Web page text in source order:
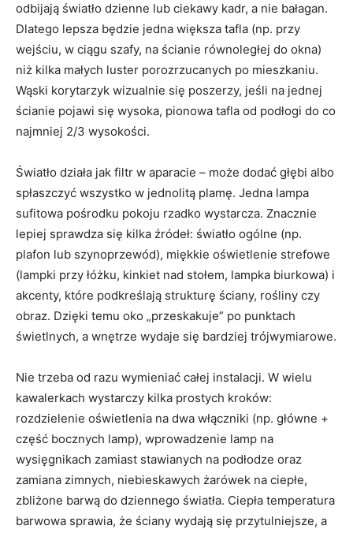
odbijają światło dzienne lub ciekawy kadr, a nie bałagan.
Dlatego lepsza będzie jedna większa tafla (np. przy
wejściu, w ciągu szafy, na ścianie równoległej do okna)
niż kilka małych luster porozrzucanych po mieszkaniu.
Wąski korytarzyk wizualnie się poszerzy, jeśli na jednej
ścianie pojawi się wysoka, pionowa tafla od podłogi do co
najmniej 2/3 wysokości.
Światło działa jak filtr w aparacie – może dodać głębi albo
spłaszczyć wszystko w jednolitą plamę. Jedna lampa
sufitowa pośrodku pokoju rzadko wystarcza. Znacznie
lepiej sprawdza się kilka źródeł: światło ogólne (np.
plafon lub szynoprzewód), miękkie oświetlenie strefowe
(lampki przy łóżku, kinkiet nad stołem, lampka biurkowa) i
akcenty, które podkreślają strukturę ściany, rośliny czy
obraz. Dzięki temu oko „przeskakuje” po punktach
świetlnych, a wnętrze wydaje się bardziej trójwymiarowe.
Nie trzeba od razu wymieniać całej instalacji. W wielu
kawalerkach wystarczy kilka prostych kroków:
rozdzielenie oświetlenia na dwa włączniki (np. główne +
część bocznych lamp), wprowadzenie lamp na
wysięgnikach zamiast stawianych na podłodze oraz
zamiana zimnych, niebieskawych żarówek na ciepłe,
zbliżone barwą do dziennego światła. Ciepła temperatura
barwowa sprawia, że ściany wydają się przytulniejsze, a